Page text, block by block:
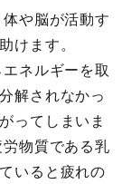
や脳が活動す
けます。
ネルギーを取
解されなかっ
ってしまいま
物質である乳
いると疲れの